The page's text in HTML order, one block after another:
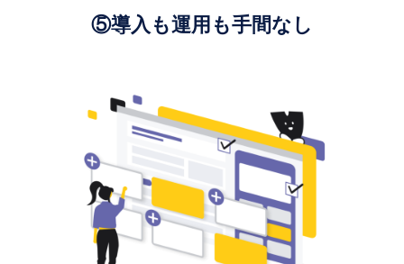
⑤導入も運用も手間なし